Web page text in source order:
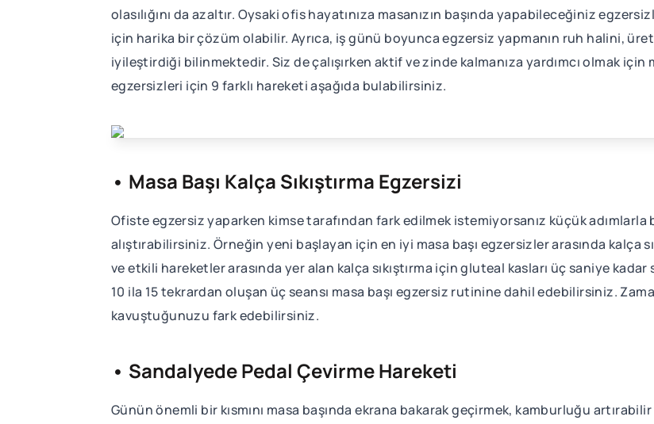
olasılığını da azaltır. Oysaki ofis hayatınıza masanızın başında yapabileceğiniz
için harika bir çözüm olabilir. Ayrıca, iş günü boyunca egzersiz yapmanın ruh halini,
iyileştirdiği bilinmektedir. Siz de çalışırken aktif ve zinde kalmanıza yardımcı olmak
egzersizleri için 9 farklı hareketi aşağıda bulabilirsiniz.
• Masa Başı Kalça Sıkıştırma Egzersizi
Ofiste egzersiz yaparken kimse tarafından fark edilmek istemiyorsanız küçük
alıştırabilirsiniz. Örneğin yeni başlayan için en iyi masa başı egzersizler arasında kalça
ve etkili hareketler arasında yer alan kalça sıkıştırma için gluteal kasları üç saniye kadar
10 ila 15 tekrardan oluşan üç seansı masa başı egzersiz rutinine dahil edebilirsiniz.
kavuştuğunuzu fark edebilirsiniz.
• Sandalyede Pedal Çevirme Hareketi
Günün önemli bir kısmını masa başında ekrana bakarak geçirmek, kamburluğu